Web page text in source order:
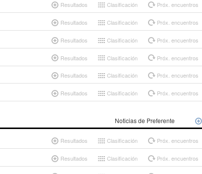
Próx. encuentros
Clasificación
Resultados
Próx. encuentros
Clasificación
Resultados
Próx. encuentros
Clasificación
Resultados
Próx. encuentros
Clasificación
Resultados
Próx. encuentros
Clasificación
Resultados
Próx. encuentros
Clasificación
Resultados
Noticias de Preferente
Próx. encuentros
Clasificación
Resultados
Próx. encuentros
Clasificación
Resultados